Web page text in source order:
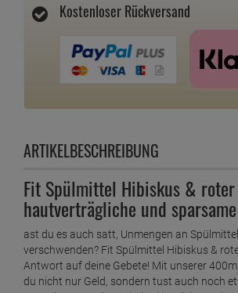
Kostenloser Rückversand
ARTIKELBESCHREIBUNG
Fit Spülmittel Hibiskus &
hautverträgliche und
ast du es auch satt, Unmengen an
verschwenden? Fit Spülmittel Hibiskus &
Antwort auf deine Gebete! Mit unserer
du nicht nur Geld, sondern tust auch noch